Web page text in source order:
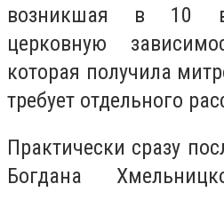
возникшая в 10
церковную
которая получила
требует отдельного
Практически сразу
Богдана